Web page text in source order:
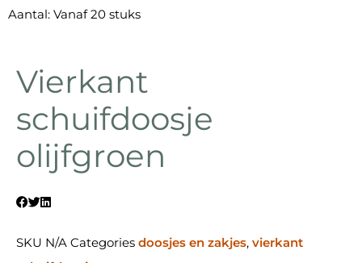
Aantal: Vanaf 20 stuks
Vierkant
schuifdoosje
olijfgroen
SKU N/A Categories doosjes en zakjes, vierkant